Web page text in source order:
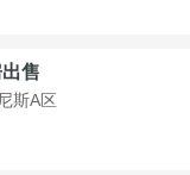
售
斯A区